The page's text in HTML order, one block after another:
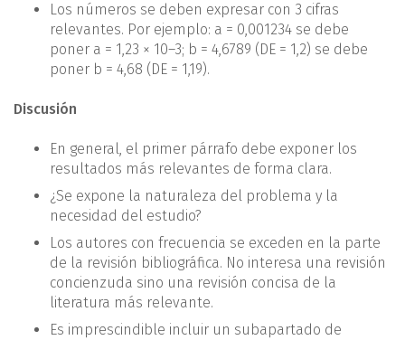
Los números se deben expresar con 3 cifras
relevantes. Por ejemplo: a = 0,001234 se debe
poner a = 1,23 × 10–3; b = 4,6789 (DE = 1,2) se debe
poner b = 4,68 (DE = 1,19).
Discusión
En general, el primer párrafo debe exponer los
resultados más relevantes de forma clara.
¿Se expone la naturaleza del problema y la
necesidad del estudio?
Los autores con frecuencia se exceden en la parte
de la revisión bibliográfica. No interesa una revisión
concienzuda sino una revisión concisa de la
literatura más relevante.
Es imprescindible incluir un subapartado de